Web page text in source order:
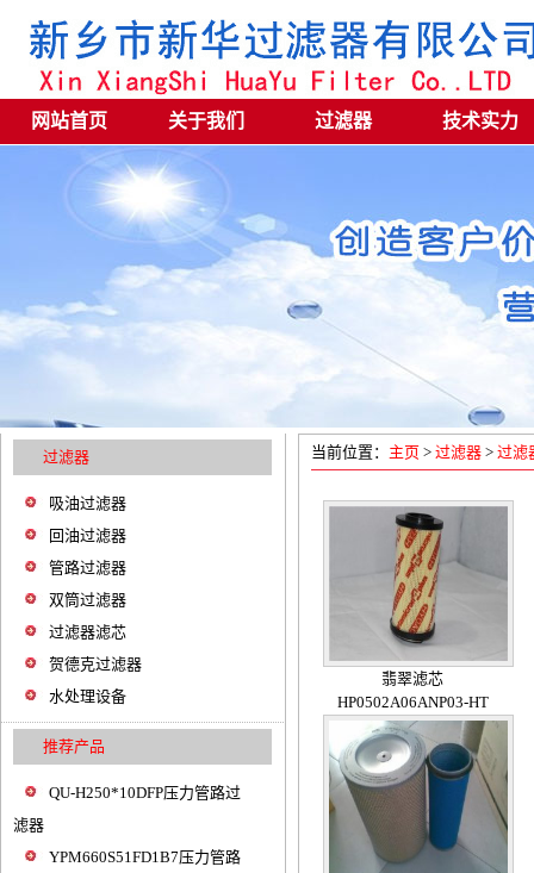
网站首页 关于我们 过滤器 技术实力
过滤器
吸油过滤器
回油过滤器
管路过滤器
双筒过滤器
过滤器滤芯
贺德克过滤器
水处理设备
推荐产品
QU-H250*10DFP压力管路过
滤器
YPM660S51FD1B7压力管路
当前位置： 主页 > 过滤器 > 过滤
翡翠滤芯
HP0502A06ANP03-HT